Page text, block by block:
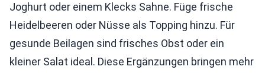
Joghurt oder einem Klecks Sahne. Füge frische
Heidelbeeren oder Nüsse als Topping hinzu. Für
gesunde Beilagen sind frisches Obst oder ein
kleiner Salat ideal. Diese Ergänzungen bringen mehr